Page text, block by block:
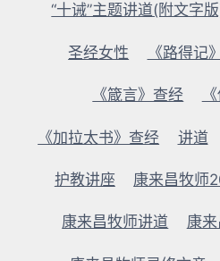
“十诫”主题讲道(附文字
圣经女性 《路得记
《箴言》查经
《加拉太书》查经 讲道
护教讲座 康来昌牧师
康来昌牧师讲道 康